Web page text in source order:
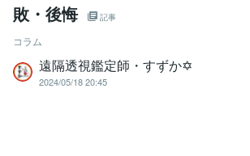
敗・後悔
記事
コラム
遠隔透視鑑定師・すずか✡
2024/05/18 20:45